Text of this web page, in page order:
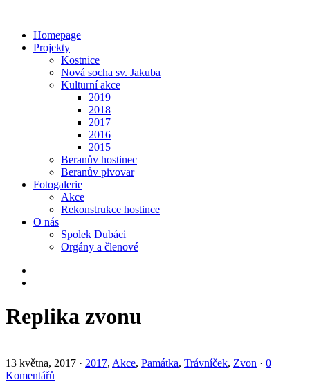
Homepage
Projekty
Kostnice
Nová socha sv. Jakuba
Kulturní akce
2019
2018
2017
2016
2015
Beranův hostinec
Beranův pivovar
Fotogalerie
Akce
Rekonstrukce hostince
O nás
Spolek Dubáci
Orgány a členové
Replika zvonu
13 května, 2017 · 2017, Akce, Památka, Trávníček, Zvon · 0
Komentářů